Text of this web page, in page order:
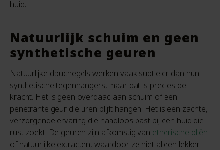
huid.
Natuurlijk schuim en geen
synthetische geuren
Natuurlijke douchegels werken vaak subtieler dan hun
synthetische tegenhangers, maar dat is precies de
kracht. Het is geen overdaad aan schuim of een
penetrante geur die uren blijft hangen. Het is een zachte,
verzorgende ervaring die naadloos past bij een huid die
rust zoekt. De geuren zijn afkomstig van etherische oliën
of natuurlijke extracten, waardoor ze niet alleen lekker